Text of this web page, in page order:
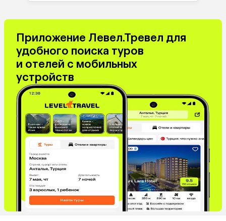
Приложение Левел.Тревел для
удобного поиска туров
и отелей с мобильных
устройств